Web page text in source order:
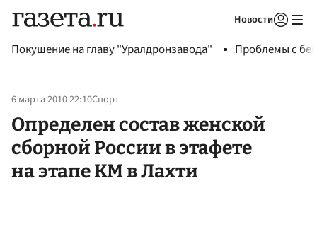
Новости
Покушение на главу "Уралдронзавода" Проблемы с
6 марта 2010 22:10Спорт
Определен состав женской
сборной России в этафете
на этапе КМ в Лахти